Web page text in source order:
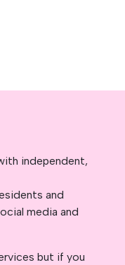
independent,
and
media and
but if you